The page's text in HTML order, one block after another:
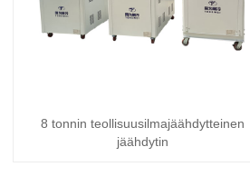
8 tonnin teollisuusilmajäähdytteinen
jäähdytin